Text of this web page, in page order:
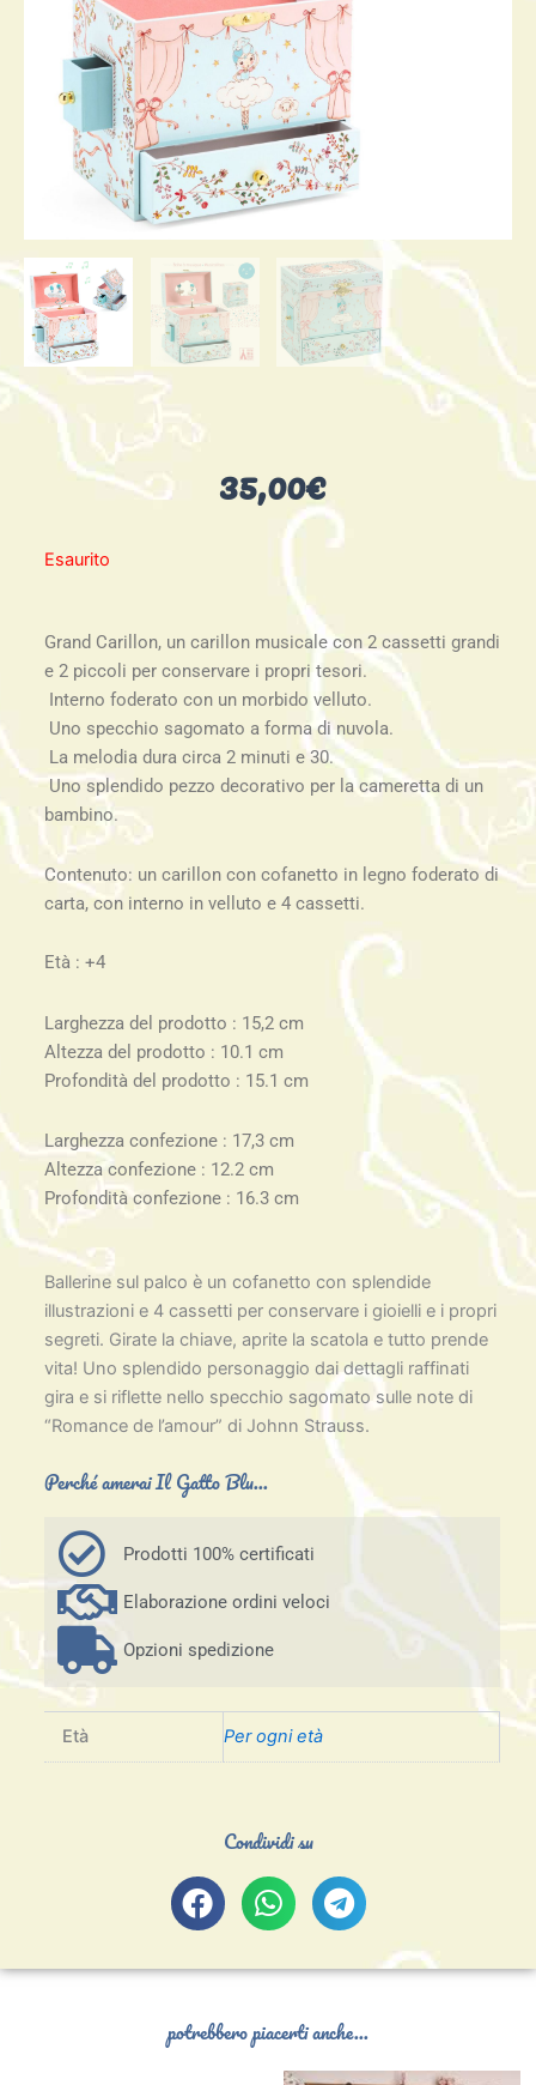
35,00€
Esaurito
Grand Carillon, un carillon musicale con 2 cassetti grandi
e 2 piccoli per conservare i propri tesori.
Interno foderato con un morbido velluto.
Uno specchio sagomato a forma di nuvola.
La melodia dura circa 2 minuti e 30.
Uno splendido pezzo decorativo per la cameretta di un
bambino.
Contenuto: un carillon con cofanetto in legno foderato di
carta, con interno in velluto e 4 cassetti.
Età : +4
Larghezza del prodotto : 15,2 cm
Altezza del prodotto : 10.1 cm
Profondità del prodotto : 15.1 cm
Larghezza confezione : 17,3 cm
Altezza confezione : 12.2 cm
Profondità confezione : 16.3 cm
Ballerine sul palco è un cofanetto con splendide
illustrazioni e 4 cassetti per conservare i gioielli e i propri
segreti. Girate la chiave, aprite la scatola e tutto prende
vita! Uno splendido personaggio dai dettagli raffinati
gira e si riflette nello specchio sagomato sulle note di
“Romance de l’amour” di Johnn Strauss.
Perché amerai Il Gatto Blu...
Prodotti 100% certificati
Elaborazione ordini veloci
Opzioni spedizione
Età Per ogni età
Condividi su
potrebbero piacerti anche...